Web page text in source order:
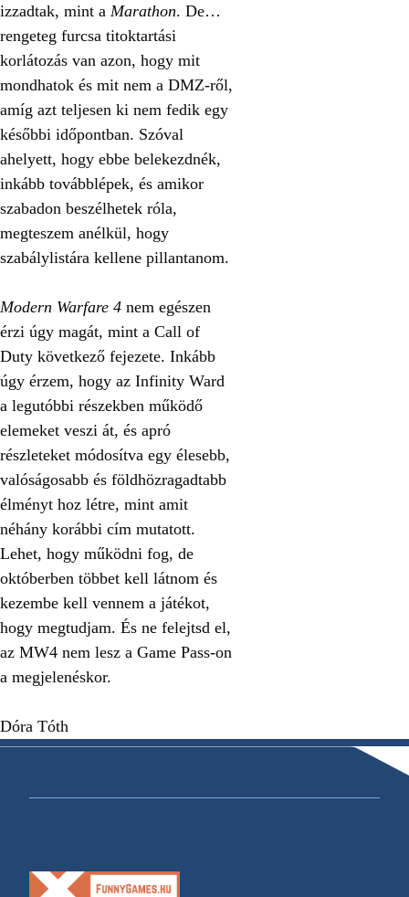
izzadtak, mint a Marathon. De…
rengeteg furcsa titoktartási
korlátozás van azon, hogy mit
mondhatok és mit nem a DMZ-ről,
amíg azt teljesen ki nem fedik egy
későbbi időpontban. Szóval
ahelyett, hogy ebbe belekezdnék,
inkább továbblépek, és amikor
szabadon beszélhetek róla,
megteszem anélkül, hogy
szabálylistára kellene pillantanom.
Modern Warfare 4 nem egészen
érzi úgy magát, mint a Call of
Duty következő fejezete. Inkább
úgy érzem, hogy az Infinity Ward
a legutóbbi részekben működő
elemeket veszi át, és apró
részleteket módosítva egy élesebb,
valóságosabb és földhözragadtabb
élményt hoz létre, mint amit
néhány korábbi cím mutatott.
Lehet, hogy működni fog, de
októberben többet kell látnom és
kezembe kell vennem a játékot,
hogy megtudjam. És ne felejtsd el,
az MW4 nem lesz a Game Pass-on
a megjelenéskor.
Dóra Tóth